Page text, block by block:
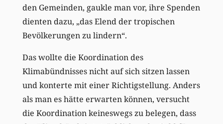
den Gemeinden, gaukle man vor, ihre Spenden
dienten dazu, „das Elend der tropischen
Bevölkerungen zu lindern“.
Das wollte die Koordination des
Klimabündnisses nicht auf sich sitzen lassen
und konterte mit einer Richtigstellung. Anders
als man es hätte erwarten können, versucht
die Koordination keineswegs zu belegen, dass